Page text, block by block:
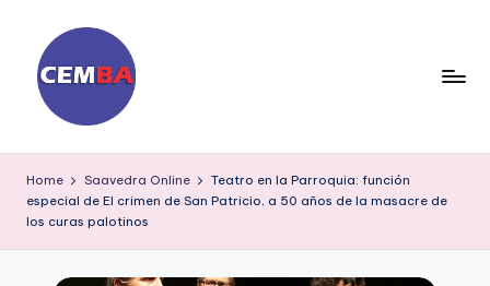
content
ia
ri
o
Home Saavedra Online
Teatro en la Parroquia: función
especial de El crimen de San Patricio, a 50 años de la masacre de
los curas palotinos